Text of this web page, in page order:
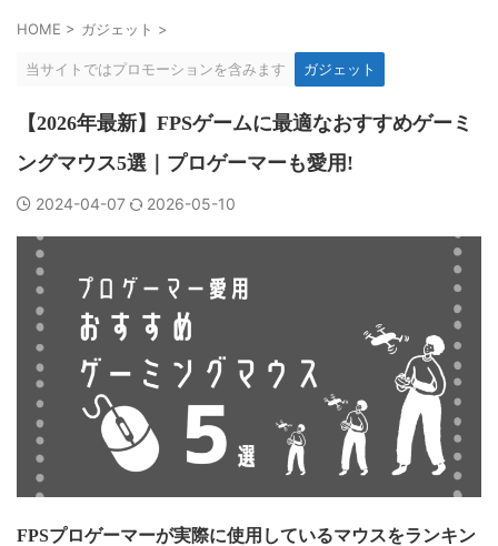
HOME > ガジェット >
当サイトではプロモーションを含みます ガジェット
【2026年最新】FPSゲームに最適なおすすめゲーミ
ングマウス5選｜プロゲーマーも愛用!
2024-04-07 2026-05-10
FPSプロゲーマーが実際に使用しているマウスをランキン